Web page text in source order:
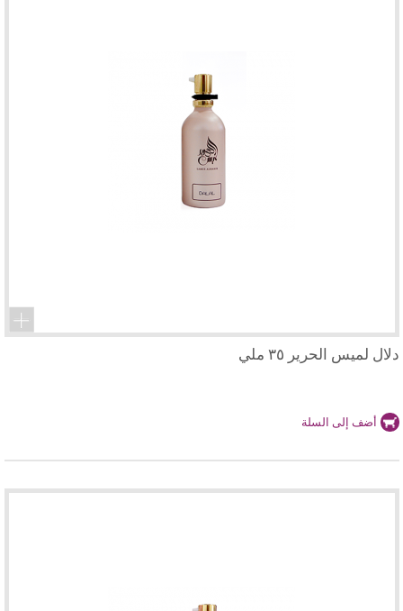
دلال لميس الحرير ٣٥ ملي